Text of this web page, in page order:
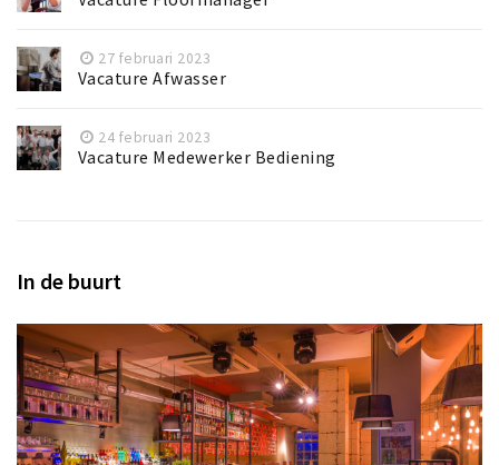
27 februari 2023
Vacature Afwasser
24 februari 2023
Vacature Medewerker Bediening
In de buurt